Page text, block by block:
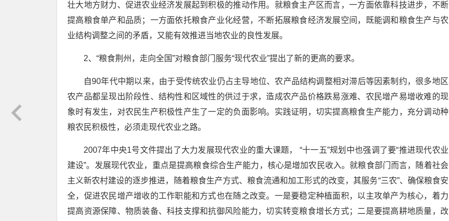
壮大地方财力、促进农业经济发展起到积极的推动作用。就粮食主产区而言，一方面依靠科技进步，不断
提高粮食单产和品质；一方面依托粮食产业化经营，不断拓展粮食经济发展空间，既能调和粮食生产与农
业结构调整之间的矛盾，又能有效推进当地农业的良性发展。
2、“粮食荆州，走向全国”对粮食部门服务“现代农业”提出了新的更高的要求。
自90年代中期以来，由于受传统农业仍占主导地位、农产品结构调整相对滞后等因素制约，很多地区
农产品都呈现出阶段性、结构性和区域性的供过于求，造成农产品价格跌易涨难、农民增产易增收难的现
象时有发生，对农民生产积极性产生了一定的负面影响。实践证明，切实提高粮食生产能力，充分调动种
粮农民积极性，必须走现代农业之路。
2007年中央1号文件提出了大力发展现代农业的重大课题， “十一五”规划中也强调了要“推进现代农业
建设”。发展现代农业，重点是提高粮食综合生产能力，核心是增加农民收入。就粮食部门而言，随着社会
主义新农村建设的逐步推进，随着粮食生产方式、粮食流通和加工形式的改变，其服务“三农”、确保粮食安
全，促进农民增产增收的工作职能和方式也在随之改变。一是要稳定种植面积，以主攻单产为核心，着力
提高资源保障、物质装备、科技支撑和抗御风险能力，切实转变粮食增长方式；二是要提高耕地质量，改